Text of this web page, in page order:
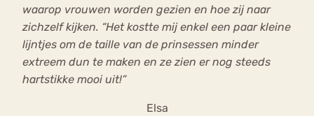
waarop vrouwen worden gezien en hoe zij naar
zichzelf kijken. “Het kostte mij enkel een paar kleine
lijntjes om de taille van de prinsessen minder
extreem dun te maken en ze zien er nog steeds
hartstikke mooi uit!”
Elsa